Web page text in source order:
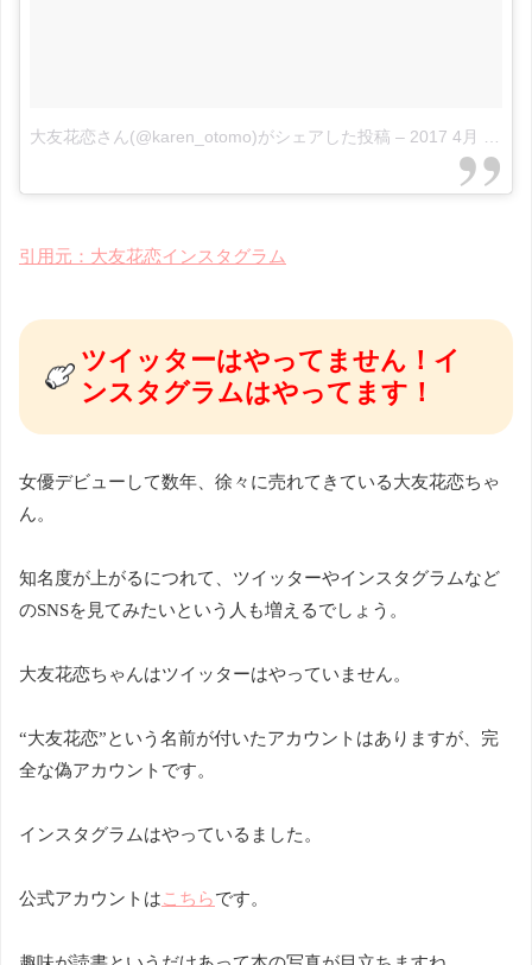
大友花恋さん(@karen_otomo)がシェアした投稿 – 2017 4月 30 8:49午後 PDT
引用元：大友花恋インスタグラム
ツイッターはやってません！イ
ンスタグラムはやってます！
女優デビューして数年、徐々に売れてきている大友花恋ちゃ
ん。
知名度が上がるにつれて、ツイッターやインスタグラムなど
のSNSを見てみたいという人も増えるでしょう。
大友花恋ちゃんはツイッターはやっていません。
“大友花恋”という名前が付いたアカウントはありますが、完
全な偽アカウントです。
インスタグラムはやっているました。
公式アカウントはこちらです。